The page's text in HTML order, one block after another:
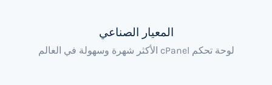
المعيار الصناعي
لوحة تحكم cPanel الأكثر شهرة وسهولة في العالم